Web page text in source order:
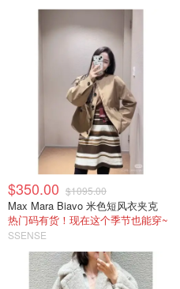
$350.00 $1095.00
Max Mara Biavo 米色短风衣夹克
热门码有货！现在这个季节也能穿~
SSENSE